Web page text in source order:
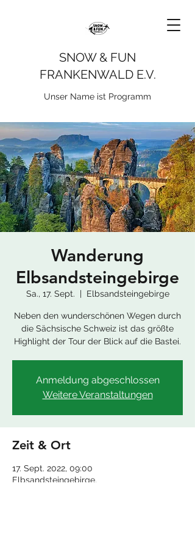
SNOW & FUN
FRANKENWALD E.V.
Unser Name ist Programm
Wanderung
Elbsandsteingebirge
Sa., 17. Sept.
  |
Elbsandsteingebirge
Neben den wunderschönen Wegen durch
die Sächsische Schweiz ist das größte
Highlight der Tour der Blick auf die Bastei.
Anmeldung abgeschlossen
Weitere Veranstaltungen
Zeit & Ort
17. Sept. 2022, 09:00
Elbsandsteingebirge,